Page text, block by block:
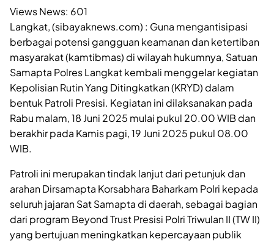
Views News: 601
Langkat, (sibayaknews.com) : Guna mengantisipasi
berbagai potensi gangguan keamanan dan ketertiban
masyarakat (kamtibmas) di wilayah hukumnya, Satuan
Samapta Polres Langkat kembali menggelar kegiatan
Kepolisian Rutin Yang Ditingkatkan (KRYD) dalam
bentuk Patroli Presisi. Kegiatan ini dilaksanakan pada
Rabu malam, 18 Juni 2025 mulai pukul 20.00 WIB dan
berakhir pada Kamis pagi, 19 Juni 2025 pukul 08.00
WIB.
Patroli ini merupakan tindak lanjut dari petunjuk dan
arahan Dirsamapta Korsabhara Baharkam Polri kepada
seluruh jajaran Sat Samapta di daerah, sebagai bagian
dari program Beyond Trust Presisi Polri Triwulan II (TW II)
yang bertujuan meningkatkan kepercayaan publik